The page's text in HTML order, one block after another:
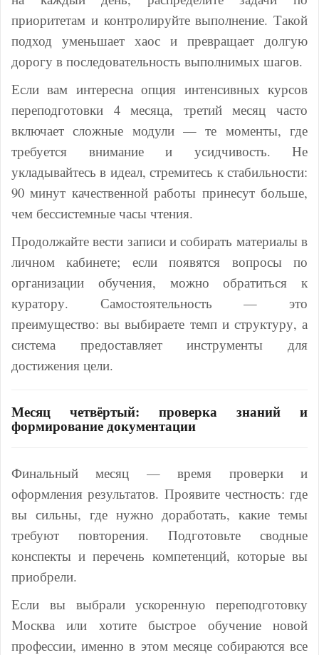
приоритетам и контролируйте выполнение. Такой
подход уменьшает хаос и превращает долгую
дорогу в последовательность выполнимых шагов.
Если вам интересна опция интенсивных курсов
переподготовки 4 месяца, третий месяц часто
включает сложные модули — те моменты, где
требуется внимание и усидчивость. Не
укладывайтесь в идеал, стремитесь к стабильности:
90 минут качественной работы принесут больше,
чем бессистемные часы чтения.
Продолжайте вести записи и собирать материалы в
личном кабинете; если появятся вопросы по
организации обучения, можно обратиться к
куратору. Самостоятельность — это
преимущество: вы выбираете темп и структуру, а
система предоставляет инструменты для
достижения цели.
Месяц четвёртый: проверка знаний и
формирование документации
Финальный месяц — время проверки и
оформления результатов. Проявите честность: где
вы сильны, где нужно доработать, какие темы
требуют повторения. Подготовьте сводные
конспекты и перечень компетенций, которые вы
приобрели.
Если вы выбрали ускоренную переподготовку
Москва или хотите быстрое обучение новой
профессии, именно в этом месяце собираются все